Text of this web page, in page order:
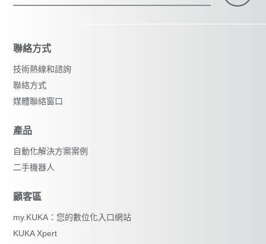
聯絡方式
技術熱線和諮詢
聯絡方式
媒體聯絡窗口
產品
自動化解決方案案例
二手機器人
顧客區
my.KUKA：您的數位化入口網站
KUKA Xpert